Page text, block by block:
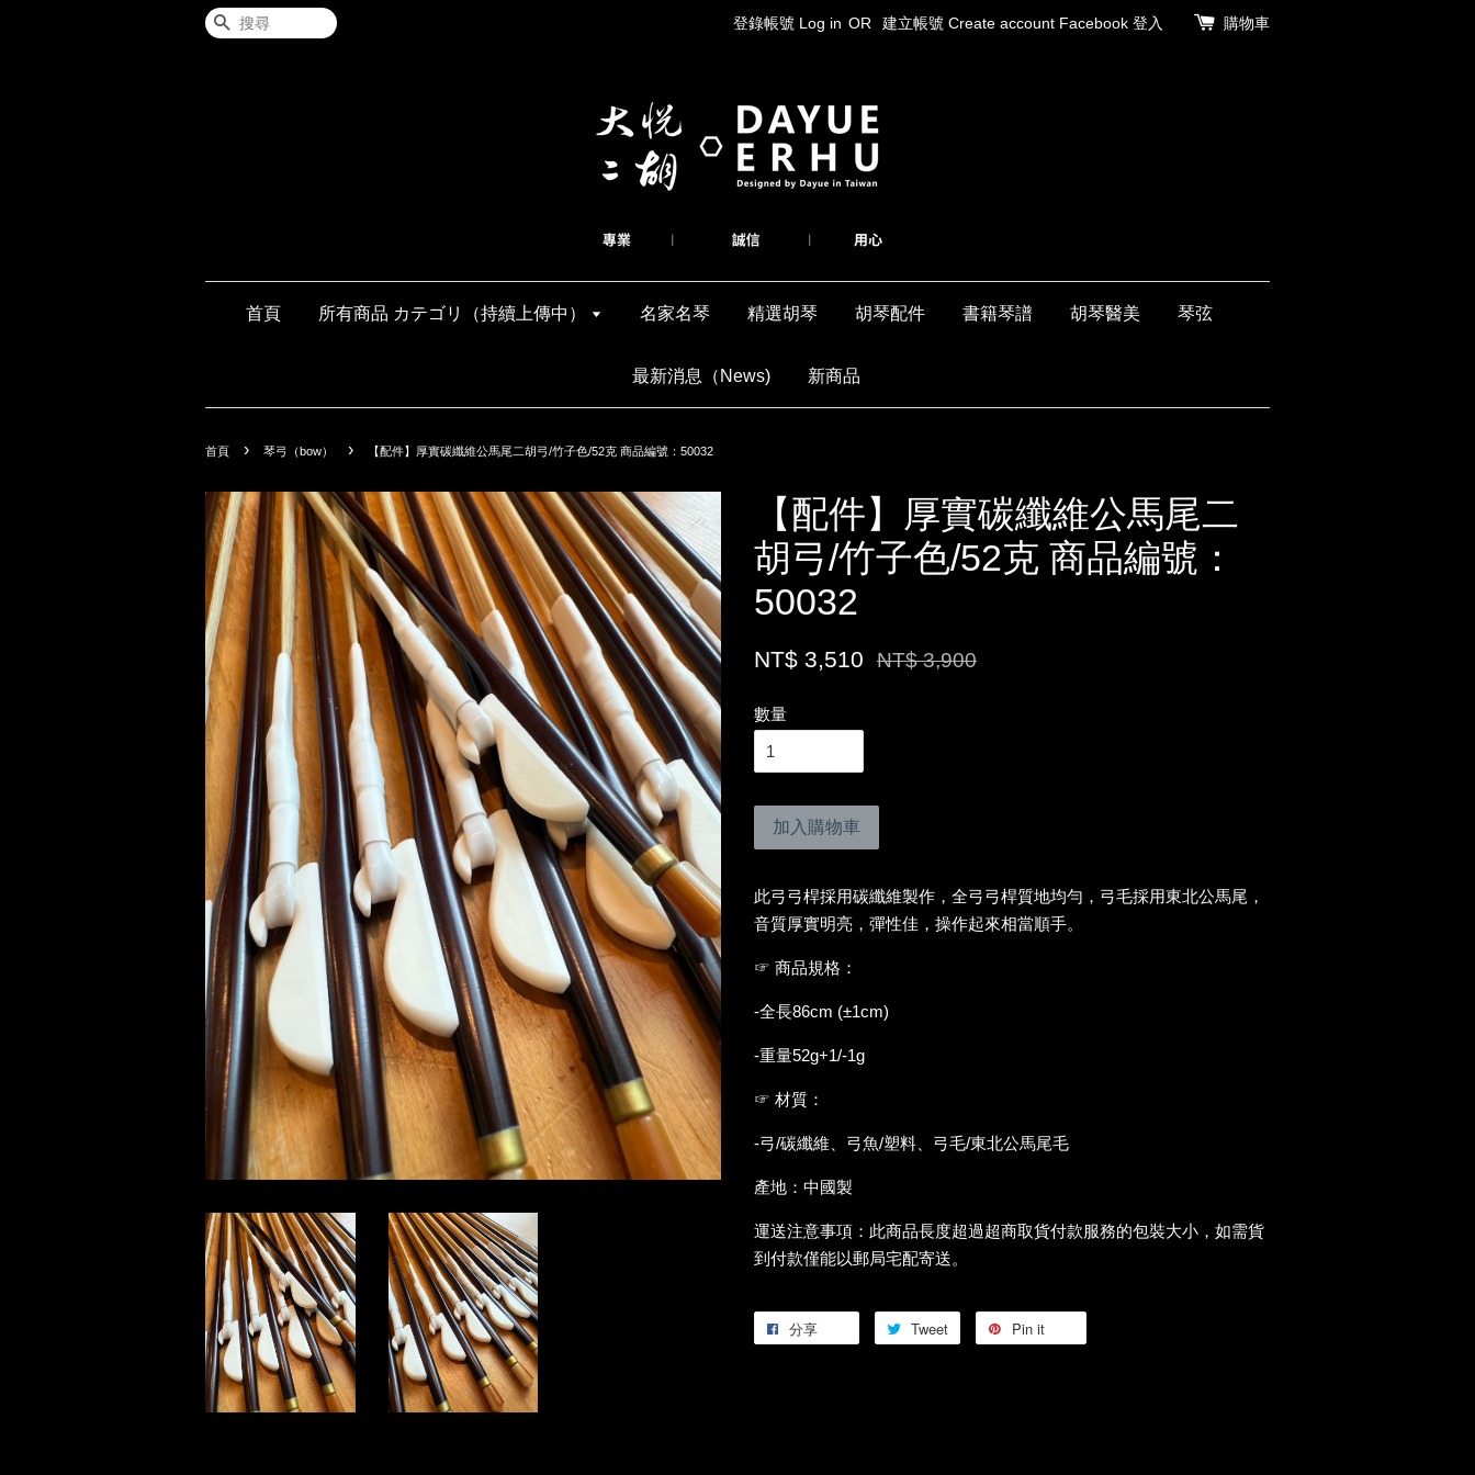
搜尋 登錄帳號 Log in OR 建立帳號 Create account Facebook 登入 購物車
首頁 所有商品 カテゴリ（持續上傳中） 名家名琴 精選胡琴 胡琴配件 書籍琴譜 胡琴醫美 琴弦
最新消息（News) 新商品
首頁 › 琴弓（bow） › 【配件】厚實碳纖維公馬尾二胡弓/竹子色/52克 商品編號：50032
【配件】厚實碳纖維公馬尾二
胡弓/竹子色/52克 商品編號：
50032
NT$ 3,510 NT$ 3,900
數量
加入購物車
此弓弓桿採用碳纖維製作，全弓弓桿質地均勻，弓毛採用東北公馬尾，
音質厚實明亮，彈性佳，操作起來相當順手。
☞ 商品規格：
-全長86cm (±1cm)
-重量52g+1/-1g
☞ 材質：
-弓/碳纖維、弓魚/塑料、弓毛/東北公馬尾毛
產地：中國製
運送注意事項：此商品長度超過超商取貨付款服務的包裝大小，如需貨
到付款僅能以郵局宅配寄送。
分享 Tweet Pin it